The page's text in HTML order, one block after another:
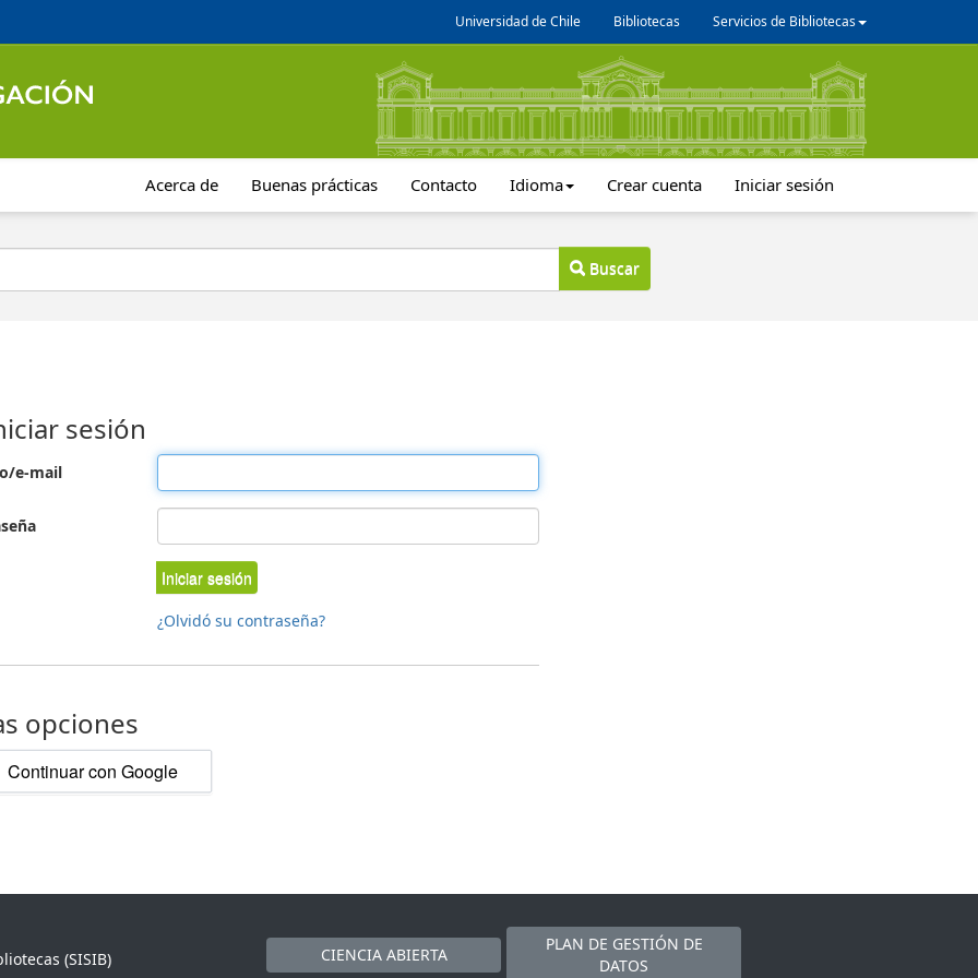
Universidad de Chile Bibliotecas Servicios de Bibliotecas
Acerca de Buenas prácticas Contacto Idioma Crear cuenta Iniciar sesión
Buscar
sesión
e-mail
Iniciar sesión
¿Olvidó su contraseña?
opciones
Continuar con Google
(SISIB)
CIENCIA ABIERTA
PLAN DE GESTIÓN DE
DATOS